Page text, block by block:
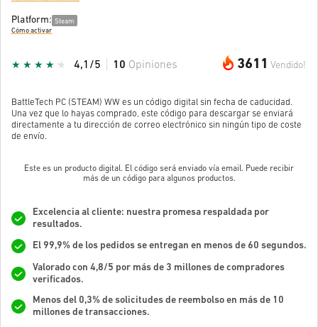
Platform: Steam
Cómo activar
3611 Vendido!
4,1/5 10 Opiniones
BattleTech PC (STEAM) WW es un código digital sin fecha de caducidad.
Una vez que lo hayas comprado, este código para descargar se enviará
directamente a tu dirección de correo electrónico sin ningún tipo de coste
de envío.
Este es un producto digital. El código será enviado vía email. Puede recibir
más de un código para algunos productos.
Excelencia al cliente: nuestra promesa respaldada por
resultados.
El 99,9% de los pedidos se entregan en menos de 60 segundos.
Valorado con 4,8/5 por más de 3 millones de compradores
verificados.
Menos del 0,3% de solicitudes de reembolso en más de 10
millones de transacciones.